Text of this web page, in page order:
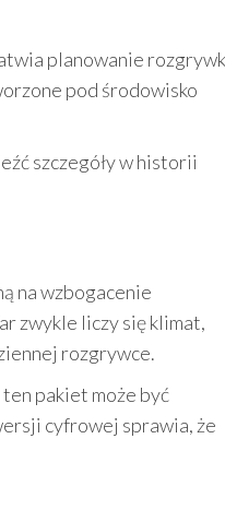
planowanie
pod środowisko
szczegóły w historii
na wzbogacenie
zwykle liczy się klimat,
rozgrywce.
pakiet może być
cyfrowej sprawia, że